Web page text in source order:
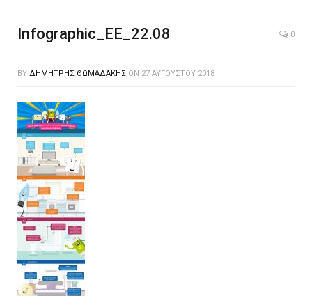
Infographic_EE_22.08 0
BY ΔΗΜΉΤΡΗΣ ΘΩΜΑΔΆΚΗΣ ON 27 ΑΥΓΟΎΣΤΟΥ 2018